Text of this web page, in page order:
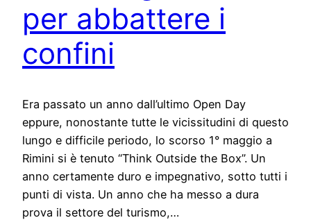
per abbattere i
confini
Era passato un anno dall’ultimo Open Day
eppure, nonostante tutte le vicissitudini di questo
lungo e difficile periodo, lo scorso 1° maggio a
Rimini si è tenuto “Think Outside the Box”. Un
anno certamente duro e impegnativo, sotto tutti i
punti di vista. Un anno che ha messo a dura
prova il settore del turismo,…